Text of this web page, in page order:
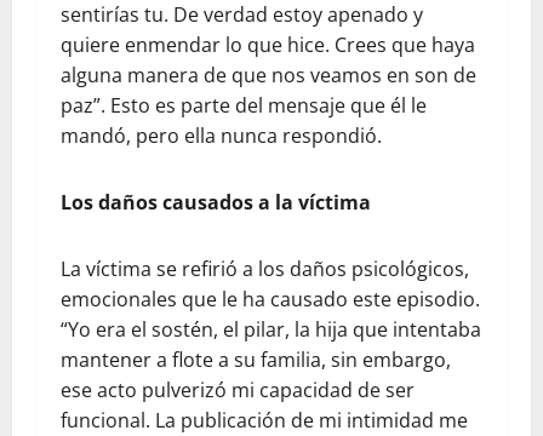
sentirías tu. De verdad estoy apenado y
quiere enmendar lo que hice. Crees que haya
alguna manera de que nos veamos en son de
paz”. Esto es parte del mensaje que él le
mandó, pero ella nunca respondió.
Los daños causados a la víctima
La víctima se refirió a los daños psicológicos,
emocionales que le ha causado este episodio.
“Yo era el sostén, el pilar, la hija que intentaba
mantener a flote a su familia, sin embargo,
ese acto pulverizó mi capacidad de ser
funcional. La publicación de mi intimidad me